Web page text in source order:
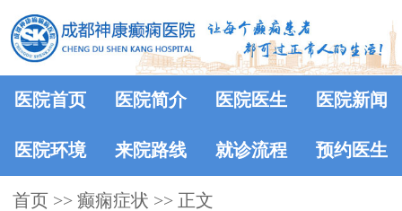
医院首页 医院简介 医院医生 医院新闻
医院环境 来院路线 就诊流程 预约医生
首页 >> 癫痫症状 >> 正文